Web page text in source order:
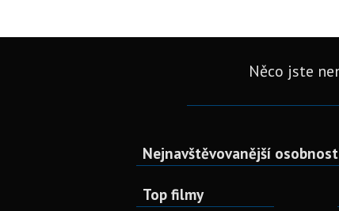
Něco jste
Nejnavštěvovanější
Top filmy